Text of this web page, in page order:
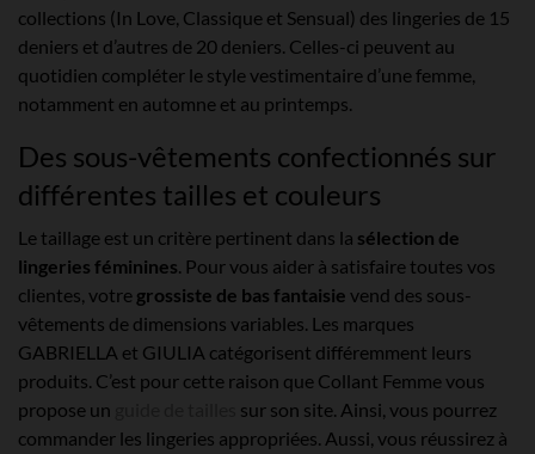
collections (In Love, Classique et Sensual) des lingeries de 15
deniers et d’autres de 20 deniers. Celles-ci peuvent au
quotidien compléter le style vestimentaire d’une femme,
notamment en automne et au printemps.
Des sous-vêtements confectionnés sur
différentes tailles et couleurs
Le taillage est un critère pertinent dans la sélection de
lingeries féminines. Pour vous aider à satisfaire toutes vos
clientes, votre grossiste de bas fantaisie vend des sous-
vêtements de dimensions variables. Les marques
GABRIELLA et GIULIA catégorisent différemment leurs
produits. C’est pour cette raison que Collant Femme vous
propose un
sur son site. Ainsi, vous pourrez
commander les lingeries appropriées. Aussi, vous réussirez à